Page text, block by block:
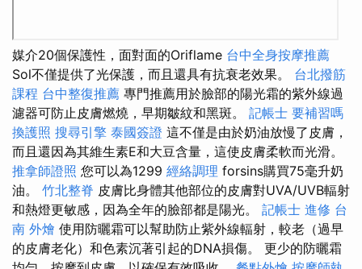
媒介20個保護性，面對面的Oriflame 台中全身按摩推薦
Sol不僅提供了光保護，而且還具有抗衰老效果。 台北撥筋
課程 台中整復推薦 專門推薦用於臉部的陽光霜的紫外線過
濾器可防止皮膚燃燒，早期皺紋和黑斑。 記帳士 要補習嗎
換護照 搜尋引擎 泰國簽證 這不僅是由於奶油放慢了皮膚，
而且還因為其維生素E和大豆含量，這使皮膚柔軟而光滑。
推拿師證照 您可以為1299 經絡調理 forsins購買75毫升奶
油。 竹北整脊 皮膚比身體其他部位的皮膚對UVA/UVB輻射
和熱燈更敏感，因為全年的臉部都是陽光。 記帳士 進修 台
南 外燴 使用防曬霜可以幫助防止紫外線輻射，較老（過早
的皮膚老化）和色素沉著引起的DNA損傷。 更少的防曬霜